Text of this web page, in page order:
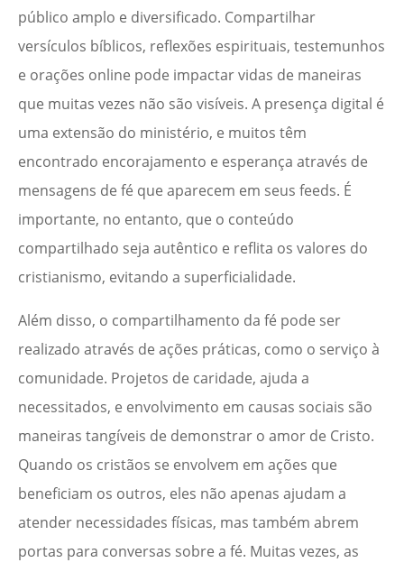
público amplo e diversificado. Compartilhar
versículos bíblicos, reflexões espirituais, testemunhos
e orações online pode impactar vidas de maneiras
que muitas vezes não são visíveis. A presença digital é
uma extensão do ministério, e muitos têm
encontrado encorajamento e esperança através de
mensagens de fé que aparecem em seus feeds. É
importante, no entanto, que o conteúdo
compartilhado seja autêntico e reflita os valores do
cristianismo, evitando a superficialidade.
Além disso, o compartilhamento da fé pode ser
realizado através de ações práticas, como o serviço à
comunidade. Projetos de caridade, ajuda a
necessitados, e envolvimento em causas sociais são
maneiras tangíveis de demonstrar o amor de Cristo.
Quando os cristãos se envolvem em ações que
beneficiam os outros, eles não apenas ajudam a
atender necessidades físicas, mas também abrem
portas para conversas sobre a fé. Muitas vezes, as